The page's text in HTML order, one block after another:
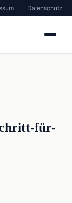
Datenschutz
für-